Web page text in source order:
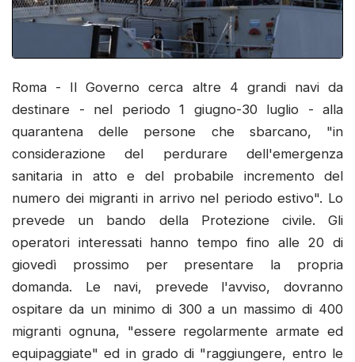
Roma - Il Governo cerca altre 4 grandi navi da
destinare - nel periodo 1 giugno-30 luglio - alla
quarantena delle persone che sbarcano, "in
considerazione del perdurare dell'emergenza
sanitaria in atto e del probabile incremento del
numero dei migranti in arrivo nel periodo estivo". Lo
prevede un bando della Protezione civile. Gli
operatori interessati hanno tempo fino alle 20 di
giovedì prossimo per presentare la propria
domanda. Le navi, prevede l'avviso, dovranno
ospitare da un minimo di 300 a un massimo di 400
migranti ognuna, "essere regolarmente armate ed
equipaggiate" ed in grado di "raggiungere, entro le